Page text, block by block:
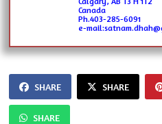
Canada
Ph.403-285-6091
e-
SHARE SHARE
SHARE